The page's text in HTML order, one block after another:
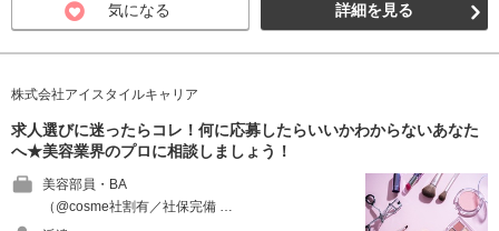
気になる 詳細を見る
株式会社アイスタイルキャリア
求人選びに迷ったらコレ！何に応募したらいいかわからないあなた
へ★美容業界のプロに相談しましょう！
美容部員・BA
（@cosme社割有／社保完備 …